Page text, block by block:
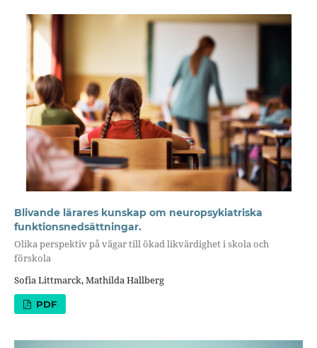
Blivande lärares kunskap om neuropsykiatriska
funktionsnedsättningar.
Olika perspektiv på vägar till ökad likvärdighet i skola och
förskola
Sofia Littmarck, Mathilda Hallberg
PDF